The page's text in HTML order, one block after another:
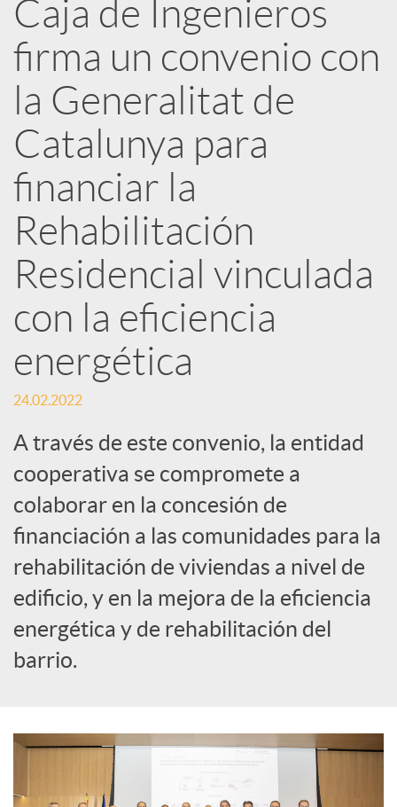
e
d
e
s
S
o
c
i
a
l
e
s
Caja de Ingenieros
firma un convenio con
la Generalitat de
Catalunya para
financiar la
Rehabilitación
Residencial vinculada
con la eficiencia
energética
24.02.2022
A través de este convenio, la entidad
cooperativa se compromete a
colaborar en la concesión de
financiación a las comunidades para la
rehabilitación de viviendas a nivel de
edificio, y en la mejora de la eficiencia
energética y de rehabilitación del
barrio.